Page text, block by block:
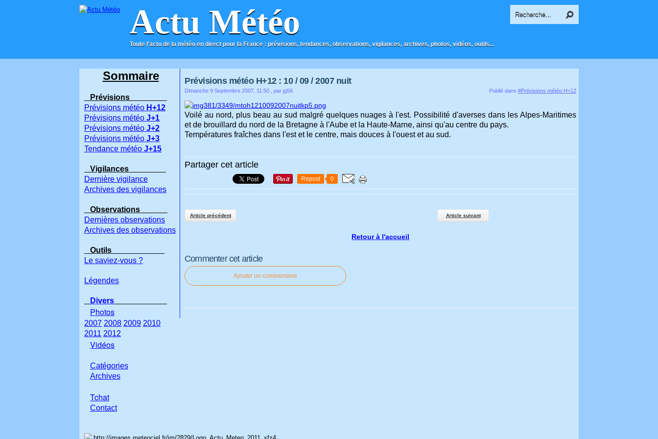
Actu Météo
Toute l'actu de la météo en direct pour la France : prévisions, tendances, observations, vigilances, archives, photos, vidéos, outils...
ACCUEIL CONTACT
Prévisions météo H+12 : 10 / 09 / 2007 nuit
Dimanche 9 Septembre 2007, 11:50 , par jg56 Publié dans #Prévisions météo H+12
Voilé au nord, plus beau au sud malgré quelques nuages à l'est. Possibilité d'averses dans les Alpes-Maritimes
et de brouillard du nord de la Bretagne à l'Aube et la Haute-Marne, ainsi qu'au centre du pays.
Températures fraîches dans l'est et le centre, mais douces à l'ouest et au sud.
Partager cet article
Repost 0
Article précédent Article suivant
Retour à l'accueil
Commenter cet article
Ajouter un commentaire
Sommaire
Prévisions
Prévisions météo H+12
Prévisions météo J+1
Prévisions météo J+2
Prévisions météo J+3
Tendance météo J+15
Vigilances
Dernière vigilance
Archives des vigilances
Observations
Dernières observations
Archives des observations
Outils
Le saviez-vous ?
Légendes
Divers
Photos
2007 2008 2009 2010
2011 2012
Vidéos
Catégories
Archives
Tchat
Contact